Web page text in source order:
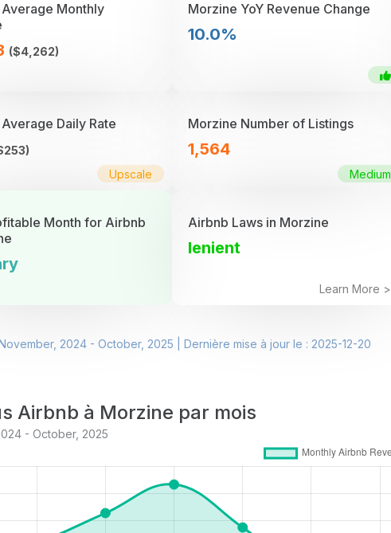
Monthly
($4,262)
Morzine YoY Revenue Change
10.0%
Daily Rate
Upscale
Morzine Number of Listings
1,564
Medium
Month for Airbnb
Airbnb Laws in Morzine
lenient
Learn More >
2024 - October, 2025 | Dernière mise à jour le : 2025-12-20
Airbnb à Morzine par mois
- October, 2025